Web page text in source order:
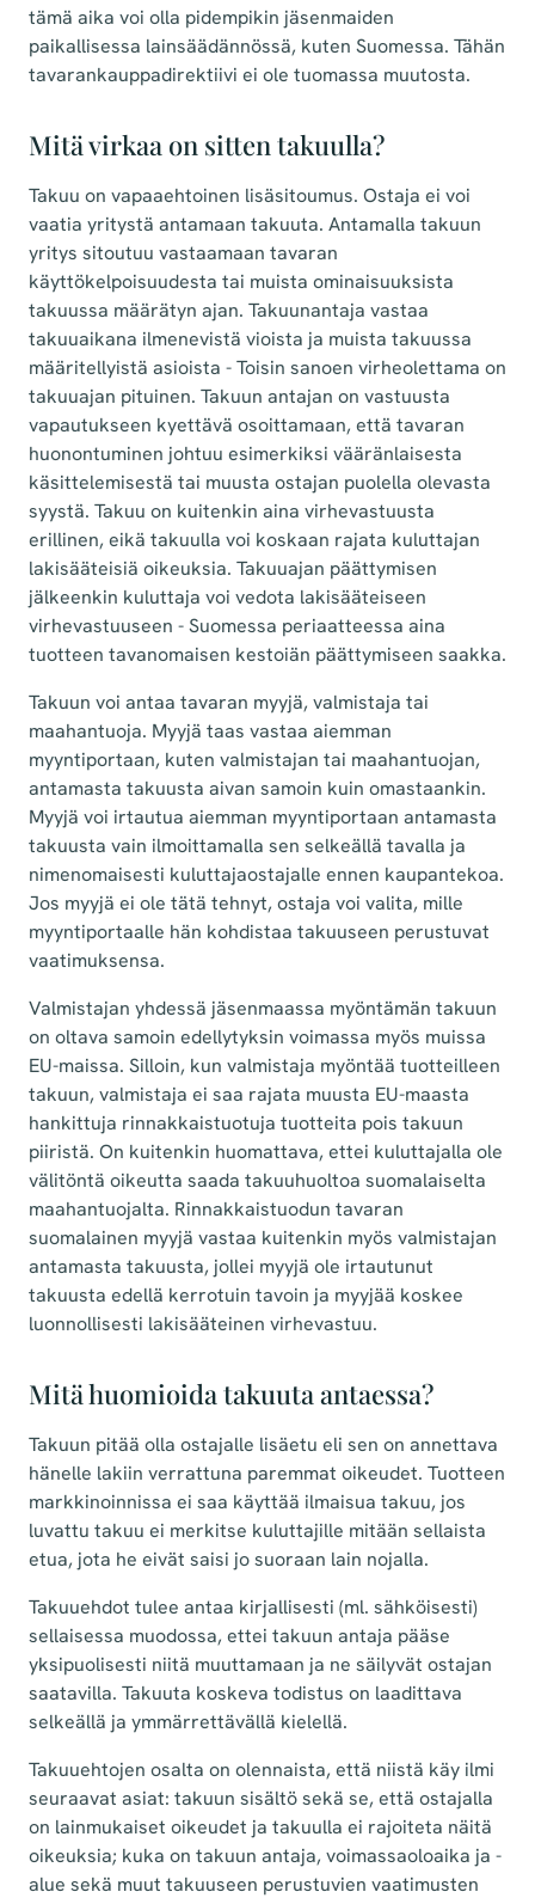
tämä aika voi olla pidempikin jäsenmaiden
paikallisessa lainsäädännössä, kuten Suomessa. Tähän
tavarankauppadirektiivi ei ole tuomassa muutosta.
Mitä virkaa on sitten takuulla?
Takuu on vapaaehtoinen lisäsitoumus. Ostaja ei voi
vaatia yritystä antamaan takuuta. Antamalla takuun
yritys sitoutuu vastaamaan tavaran
käyttökelpoisuudesta tai muista ominaisuuksista
takuussa määrätyn ajan. Takuunantaja vastaa
takuuaikana ilmenevistä vioista ja muista takuussa
määritellyistä asioista - Toisin sanoen virheolettama on
takuuajan pituinen. Takuun antajan on vastuusta
vapautukseen kyettävä osoittamaan, että tavaran
huonontuminen johtuu esimerkiksi vääränlaisesta
käsittelemisestä tai muusta ostajan puolella olevasta
syystä. Takuu on kuitenkin aina virhevastuusta
erillinen, eikä takuulla voi koskaan rajata kuluttajan
lakisääteisiä oikeuksia. Takuuajan päättymisen
jälkeenkin kuluttaja voi vedota lakisääteiseen
virhevastuuseen - Suomessa periaatteessa aina
tuotteen tavanomaisen kestoiän päättymiseen saakka.
Takuun voi antaa tavaran myyjä, valmistaja tai
maahantuoja. Myyjä taas vastaa aiemman
myyntiportaan, kuten valmistajan tai maahantuojan,
antamasta takuusta aivan samoin kuin omastaankin.
Myyjä voi irtautua aiemman myyntiportaan antamasta
takuusta vain ilmoittamalla sen selkeällä tavalla ja
nimenomaisesti kuluttajaostajalle ennen kaupantekoa.
Jos myyjä ei ole tätä tehnyt, ostaja voi valita, mille
myyntiportaalle hän kohdistaa takuuseen perustuvat
vaatimuksensa.
Valmistajan yhdessä jäsenmaassa myöntämän takuun
on oltava samoin edellytyksin voimassa myös muissa
EU-maissa. Silloin, kun valmistaja myöntää tuotteilleen
takuun, valmistaja ei saa rajata muusta EU-maasta
hankittuja rinnakkaistuotuja tuotteita pois takuun
piiristä. On kuitenkin huomattava, ettei kuluttajalla ole
välitöntä oikeutta saada takuuhuoltoa suomalaiselta
maahantuojalta. Rinnakkaistuodun tavaran
suomalainen myyjä vastaa kuitenkin myös valmistajan
antamasta takuusta, jollei myyjä ole irtautunut
takuusta edellä kerrotuin tavoin ja myyjää koskee
luonnollisesti lakisääteinen virhevastuu.
Mitä huomioida takuuta antaessa?
Takuun pitää olla ostajalle lisäetu eli sen on annettava
hänelle lakiin verrattuna paremmat oikeudet. Tuotteen
markkinoinnissa ei saa käyttää ilmaisua takuu, jos
luvattu takuu ei merkitse kuluttajille mitään sellaista
etua, jota he eivät saisi jo suoraan lain nojalla.
Takuuehdot tulee antaa kirjallisesti (ml. sähköisesti)
sellaisessa muodossa, ettei takuun antaja pääse
yksipuolisesti niitä muuttamaan ja ne säilyvät ostajan
saatavilla. Takuuta koskeva todistus on laadittava
selkeällä ja ymmärrettävällä kielellä.
Takuuehtojen osalta on olennaista, että niistä käy ilmi
seuraavat asiat: takuun sisältö sekä se, että ostajalla
on lainmukaiset oikeudet ja takuulla ei rajoiteta näitä
oikeuksia; kuka on takuun antaja, voimassaoloaika ja -
alue sekä muut takuuseen perustuvien vaatimusten